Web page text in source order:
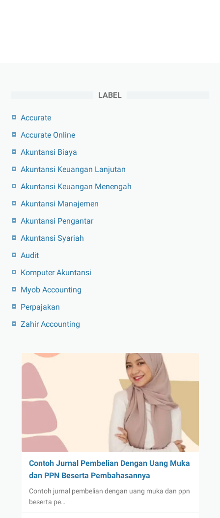
LABEL
Accurate
Accurate Online
Akuntansi Biaya
Akuntansi Keuangan Lanjutan
Akuntansi Keuangan Menengah
Akuntansi Manajemen
Akuntansi Pengantar
Akuntansi Syariah
Audit
Komputer Akuntansi
Myob Accounting
Perpajakan
Zahir Accounting
Contoh Jurnal Pembelian Dengan Uang Muka
dan PPN Beserta Pembahasannya
Contoh jurnal pembelian dengan uang muka dan ppn
beserta pe…